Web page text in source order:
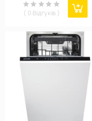
( 0 Відгуків )